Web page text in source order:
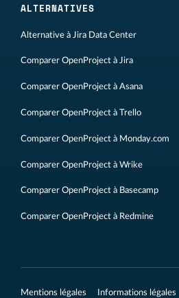
ALTERNATIVES
Alternative à Jira Data Center
Comparer OpenProject à Jira
Comparer OpenProject à Asana
Comparer OpenProject à Trello
Comparer OpenProject à Monday.com
Comparer OpenProject à Wrike
Comparer OpenProject à Basecamp
Comparer OpenProject à Redmine
Mentions légales Informations légales